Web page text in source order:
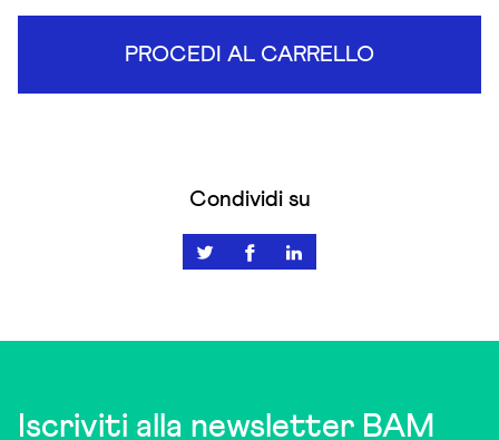
PROCEDI AL CARRELLO
Condividi su
Iscriviti alla newsletter BAM